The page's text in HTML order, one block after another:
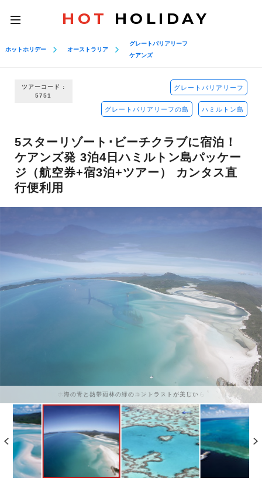
toggle
navigation
HOT HOLIDAY
ホットホリデー オーストラリア
グレートバリアリーフ
ケアンズ
ツアーコード :
5751
グレートバリアリーフ
グレートバリアリーフの島 ハミルトン島
5スターリゾート･ビーチクラブに宿泊！
ケアンズ発 3泊4日ハミルトン島パッケー
ジ（航空券+宿3泊+ツアー） カンタス直
行便利用
海の青と熱帯雨林の緑のコントラストが美しい